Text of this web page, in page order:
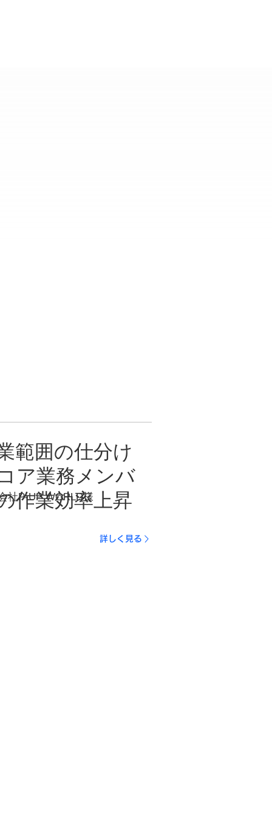
範囲の仕分け
ア業務メンバ
作業効率上昇
社P-UP WORLD様
詳しく見る